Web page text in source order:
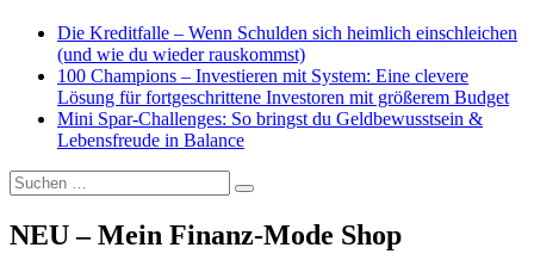
Die Kreditfalle – Wenn Schulden sich heimlich einschleichen
(und wie du wieder rauskommst)
100 Champions – Investieren mit System: Eine clevere
Lösung für fortgeschrittene Investoren mit größerem Budget
Mini Spar-Challenges: So bringst du Geldbewusstsein &
Lebensfreude in Balance
Suchen
nach:
Suchen
NEU – Mein Finanz-Mode Shop